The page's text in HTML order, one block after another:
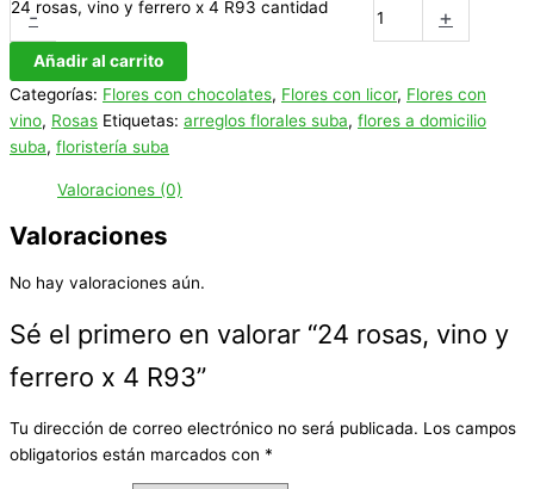
-
24 rosas, vino y ferrero x 4 R93 cantidad +
Añadir al carrito
Categorías: Flores con chocolates, Flores con licor, Flores con
vino, Rosas Etiquetas: arreglos florales suba, flores a domicilio
suba, floristería suba
Valoraciones (0)
Valoraciones
No hay valoraciones aún.
Sé el primero en valorar “24 rosas, vino y
ferrero x 4 R93”
Tu dirección de correo electrónico no será publicada. Los campos
obligatorios están marcados con *